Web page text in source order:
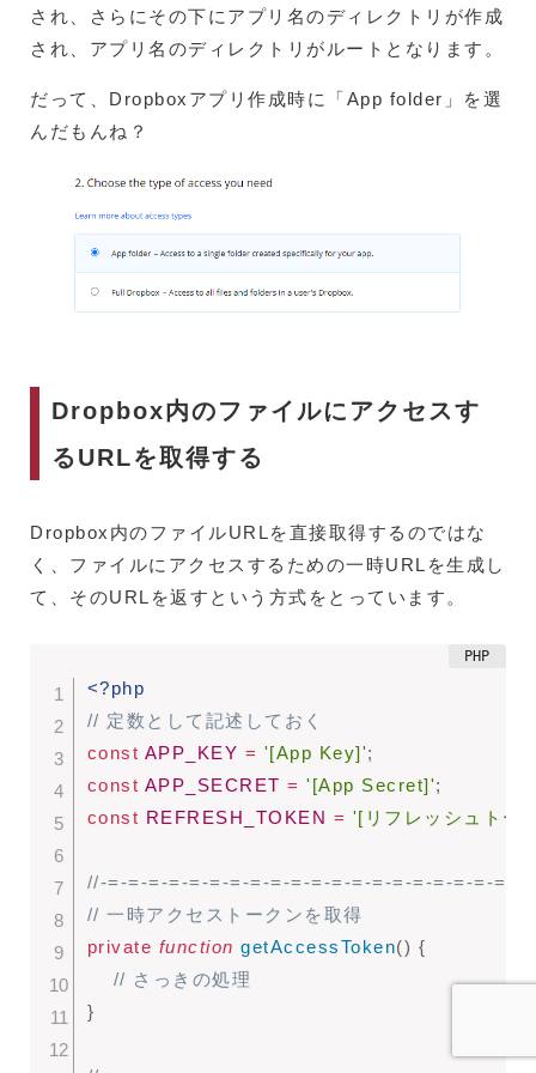
され、さらにその下にアプリ名のディレクトリが作成
され、アプリ名のディレクトリがルートとなります。
だって、Dropboxアプリ作成時に「App folder」を選
んだもんね？
Dropbox内のファイルにアクセスす
るURLを取得する
Dropbox内のファイルURLを直接取得するのではな
く、ファイルにアクセスするための一時URLを生成し
て、そのURLを返すという方式をとっています。
<?php
// 定数として記述しておく
const APP_KEY = '[App Key]';
const APP_SECRET = '[App Secret]';
const REFRESH_TOKEN = '[リフレッシュトー
//-=-=-=-=-=-=-=-=-=-=-=-=-=-=-=-=-=-=-=-=-
// 一時アクセストークンを取得
private function getAccessToken() {
// さっきの処理
}